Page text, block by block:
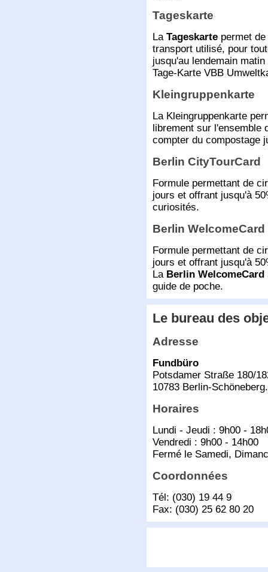
Tageskarte
La Tageskarte permet
transport utilisé, pour
jusqu'au lendemain
Tage-Karte VBB
Kleingruppenkarte
La Kleingruppenkarte
librement sur l'ensemble
compter du compostage
Berlin CityTourCard
Formule permettant de
jours et offrant jusqu'à
curiosités.
Berlin WelcomeCard
Formule permettant de
jours et offrant jusqu'à
La Berlin WelcomeCard
guide de poche.
Le bureau des
Adresse
Fundbüro
Potsdamer Straße 180/
10783 Berlin-Schöneberg.
Horaires
Lundi - Jeudi : 9h00 -
Vendredi : 9h00 - 14h00
Fermé le Samedi,
Coordonnées
Tél: (030) 19 44 9
Fax: (030) 25 62 80 20